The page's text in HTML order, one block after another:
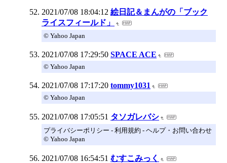
2021/07/08 18:04:12 絵日記＆まんがの「ブック
ライスフィールド」
© Yahoo Japan
2021/07/08 17:29:50 SPACE ACE
© Yahoo Japan
2021/07/08 17:17:20 tommy1031
© Yahoo Japan
2021/07/08 17:05:51 タソガレバシ
プライバシーポリシー - 利用規約 - ヘルプ・お問い合わせ
© Yahoo Japan
2021/07/08 16:54:51 むすこみっく